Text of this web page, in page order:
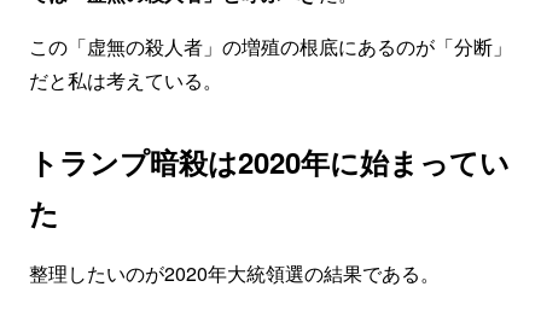
この「虚無の殺人者」の増殖の根底にあるのが「分断」
だと私は考えている。
トランプ暗殺は2020年に始まってい
た
整理したいのが2020年大統領選の結果である。